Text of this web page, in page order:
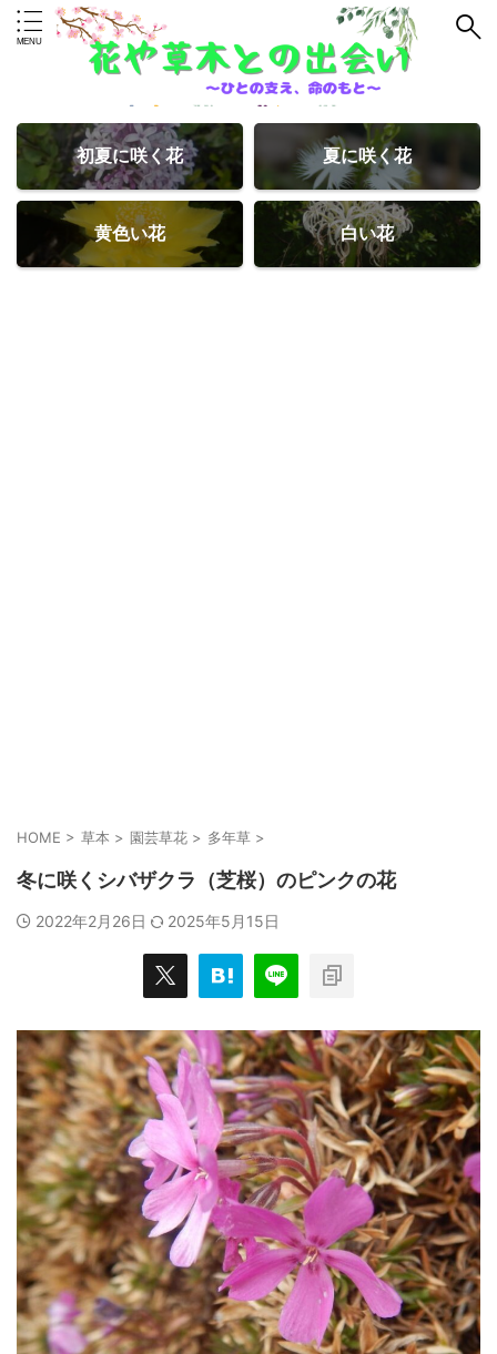
初夏に咲く花 夏に咲く花
黄色い花 白い花
HOME > 草本 > 園芸草花 > 多年草 >
冬に咲くシバザクラ（芝桜）のピンクの花
2022年2月26日 2025年5月15日